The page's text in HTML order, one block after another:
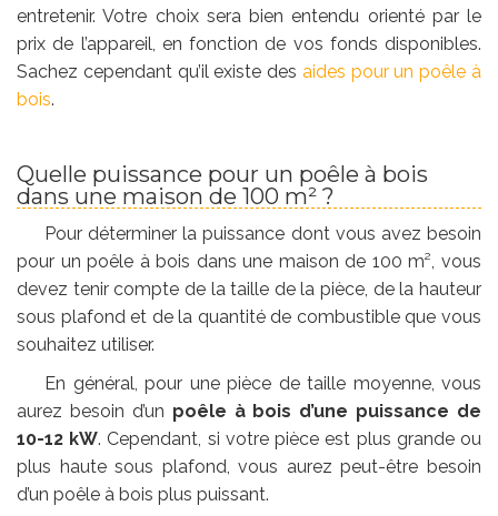
entretenir. Votre choix sera bien entendu orienté par le
prix de l’appareil, en fonction de vos fonds disponibles.
Sachez cependant qu’il existe des aides pour un poêle à
bois.
Quelle puissance pour un poêle à bois
dans une maison de 100 m² ?
Pour déterminer la puissance dont vous avez besoin
pour un poêle à bois dans une maison de 100 m², vous
devez tenir compte de la taille de la pièce, de la hauteur
sous plafond et de la quantité de combustible que vous
souhaitez utiliser.
En général, pour une pièce de taille moyenne, vous
aurez besoin d’un poêle à bois d’une puissance de
10-12 kW. Cependant, si votre pièce est plus grande ou
plus haute sous plafond, vous aurez peut-être besoin
d’un poêle à bois plus puissant.